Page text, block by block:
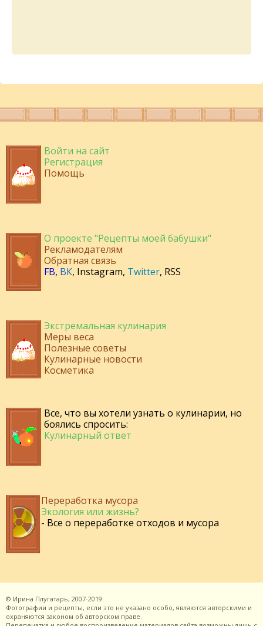
Войти на сайт
Регистрация
Помощь
О проекте "Рецепты моей бабушки"
Рекламодателям
Обратная связь
FB, ВК, Instagram, Twitter, RSS
Экстремальная кулинария
Меры веса
Полезные советы
Кулинарные новости
Косметика
Все, что вы хотели узнать о кулинарии, но
боялись спросить:
Кулинарный ответ
Переработка мусора
Экология или жизнь?
- Все о переработке отходов и мусора
© Ирина Плугатарь, 2007-2019.
Фотографии и рецепты, если это не указано особо, являются авторскими и
охраняются законом об авторском праве.